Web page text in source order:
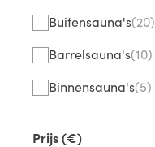
Buitensauna's(20)
Barrelsauna's(10)
Binnensauna's(5)
Prijs (€)